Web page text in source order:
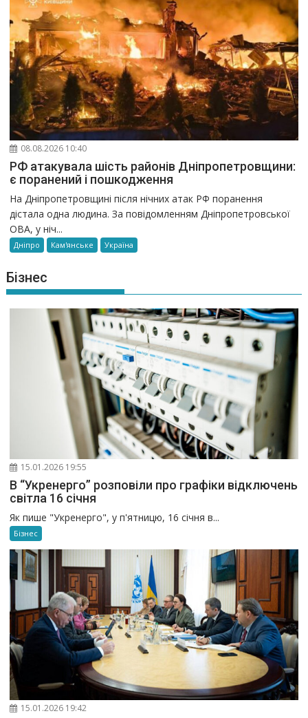
08.08.2026 10:40
РФ атакувала шість районів Дніпропетровщини:
є поранений і пошкодження
На Дніпропетровщині після нічних атак РФ поранення
дістала одна людина. За повідомленням Дніпропетровської
ОВА, у ніч...
Дніпро Кам'янське Україна
Бізнес
15.01.2026 19:55
В “Укренерго” розповіли про графіки відключень
світла 16 січня
Як пише "Укренерго", у п'ятницю, 16 січня в...
Бізнес
15.01.2026 19:42